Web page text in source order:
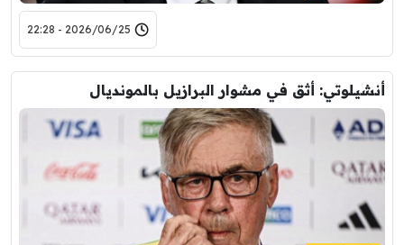
2026/06/25 - 22:28
أنشيلوتي: أثق في مشوار البرازيل بالمونديال